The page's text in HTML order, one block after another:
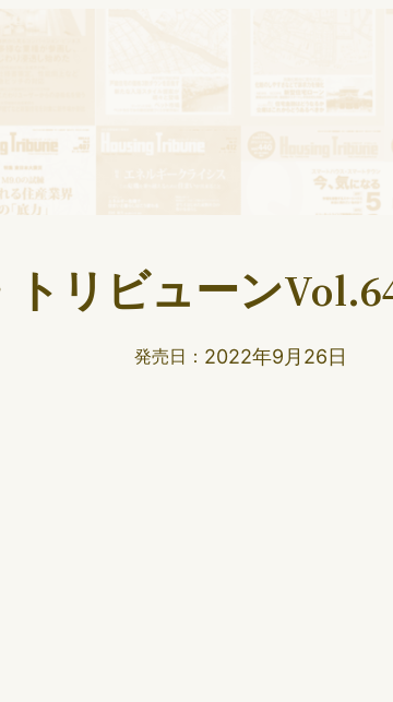
リビューン
発売日： 2022年9月26日